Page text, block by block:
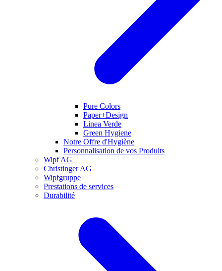
Pure Colors
Paper+Design
Linea Verde
Green Hygiene
Notre Offre d'Hygiène
Personnalisation de vos Produits
Wipf AG
Christinger AG
Wipfgruppe
Prestations de services
Durabilité